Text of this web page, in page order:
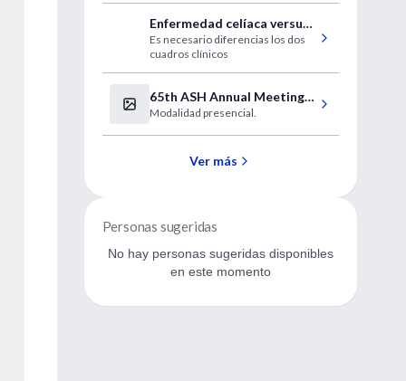
Enfermedad celíaca versus
intolerancia al gluten
Es necesario diferencias los dos
cuadros clínicos
65th ASH Annual Meeting
and Exposition
Modalidad presencial.
Ver más
Personas sugeridas
No hay personas sugeridas disponibles
en este momento